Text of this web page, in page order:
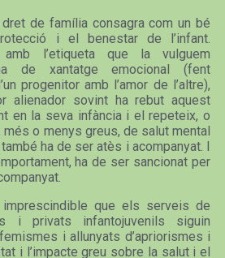
de família consagra com un bé
i el benestar de l’infant.
amb l’etiqueta que la vulguem
de xantatge emocional (fent
progenitor amb l’amor de l’altre),
alienador sovint ha rebut aquest
en la seva infància i el repeteix, o
o menys greus, de salut mental
ha de ser atès i acompanyat. I
ha de ser sancionat per
que els serveis de
i privats infantojuvenils siguin
i allunyats d’apriorismes i
i l’impacte greu sobre la salut i el